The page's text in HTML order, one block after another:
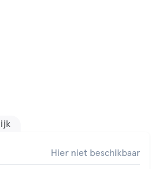
Hier niet beschikbaar